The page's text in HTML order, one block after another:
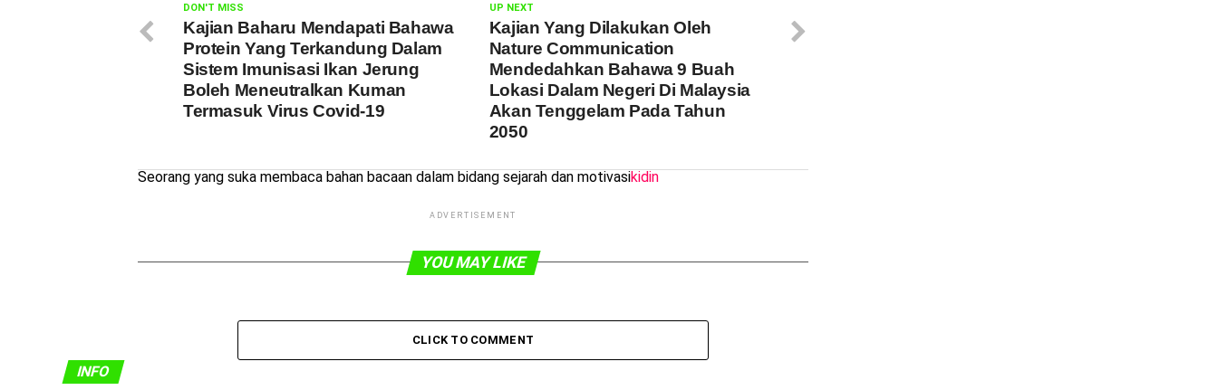
UP NEXT
Kajian Yang Dilakukan Oleh
Nature Communication
Mendedahkan Bahawa 9 Buah
Lokasi Dalam Negeri Di Malaysia
Akan Tenggelam Pada Tahun
2050
DON'T MISS
Kajian Baharu Mendapati Bahawa
Protein Yang Terkandung Dalam
Sistem Imunisasi Ikan Jerung
Boleh Meneutralkan Kuman
Termasuk Virus Covid-19
kidin
Seorang yang suka membaca bahan bacaan dalam bidang sejarah dan motivasi
ADVERTISEMENT
YOU MAY LIKE
CLICK TO COMMENT
INFO